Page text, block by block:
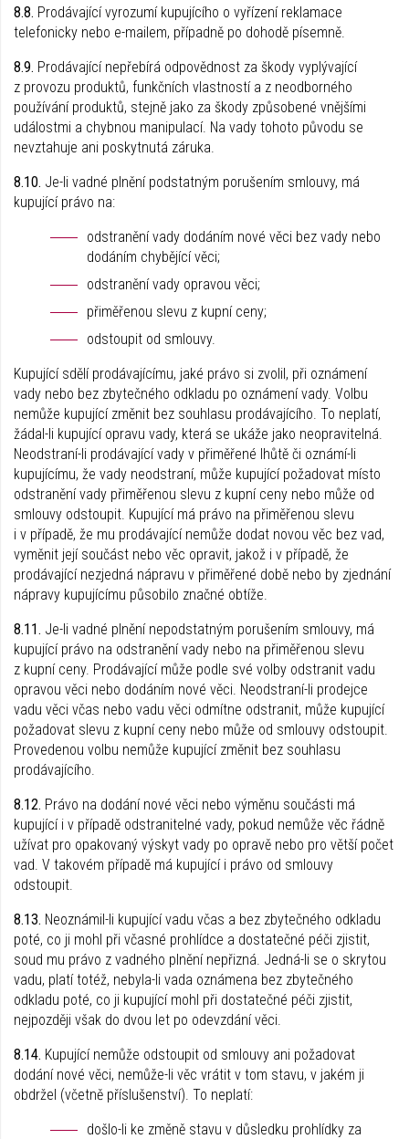
8.8. Prodávající vyrozumí kupujícího o vyřízení reklamace
telefonicky nebo e-mailem, případně po dohodě písemně.
8.9. Prodávající nepřebírá odpovědnost za škody vyplývající
z provozu produktů, funkčních vlastností a z neodborného
používání produktů, stejně jako za škody způsobené vnějšími
událostmi a chybnou manipulací. Na vady tohoto původu se
nevztahuje ani poskytnutá záruka.
8.10. Je-li vadné plnění podstatným porušením smlouvy, má
kupující právo na:
odstranění vady dodáním nové věci bez vady nebo
dodáním chybějící věci;
odstranění vady opravou věci;
přiměřenou slevu z kupní ceny;
odstoupit od smlouvy.
Kupující sdělí prodávajícímu, jaké právo si zvolil, při oznámení
vady nebo bez zbytečného odkladu po oznámení vady. Volbu
nemůže kupující změnit bez souhlasu prodávajícího. To neplatí,
žádal-li kupující opravu vady, která se ukáže jako neopravitelná.
Neodstraní-li prodávající vady v přiměřené lhůtě či oznámí-li
kupujícímu, že vady neodstraní, může kupující požadovat místo
odstranění vady přiměřenou slevu z kupní ceny nebo může od
smlouvy odstoupit. Kupující má právo na přiměřenou slevu
i v případě, že mu prodávající nemůže dodat novou věc bez vad,
vyměnit její součást nebo věc opravit, jakož i v případě, že
prodávající nezjedná nápravu v přiměřené době nebo by zjednání
nápravy kupujícímu působilo značné obtíže.
8.11. Je-li vadné plnění nepodstatným porušením smlouvy, má
kupující právo na odstranění vady nebo na přiměřenou slevu
z kupní ceny. Prodávající může podle své volby odstranit vadu
opravou věci nebo dodáním nové věci. Neodstraní-li prodejce
vadu věci včas nebo vadu věci odmítne odstranit, může kupující
požadovat slevu z kupní ceny nebo může od smlouvy odstoupit.
Provedenou volbu nemůže kupující změnit bez souhlasu
prodávajícího.
8.12. Právo na dodání nové věci nebo výměnu součásti má
kupující i v případě odstranitelné vady, pokud nemůže věc řádně
užívat pro opakovaný výskyt vady po opravě nebo pro větší počet
vad. V takovém případě má kupující i právo od smlouvy
odstoupit.
8.13. Neoznámil-li kupující vadu včas a bez zbytečného odkladu
poté, co ji mohl při včasné prohlídce a dostatečné péči zjistit,
soud mu právo z vadného plnění nepřizná. Jedná-li se o skrytou
vadu, platí totéž, nebyla-li vada oznámena bez zbytečného
odkladu poté, co ji kupující mohl při dostatečné péči zjistit,
nejpozději však do dvou let po odevzdání věci.
8.14. Kupující nemůže odstoupit od smlouvy ani požadovat
dodání nové věci, nemůže-li věc vrátit v tom stavu, v jakém ji
obdržel (včetně příslušenství). To neplatí:
došlo-li ke změně stavu v důsledku prohlídky za